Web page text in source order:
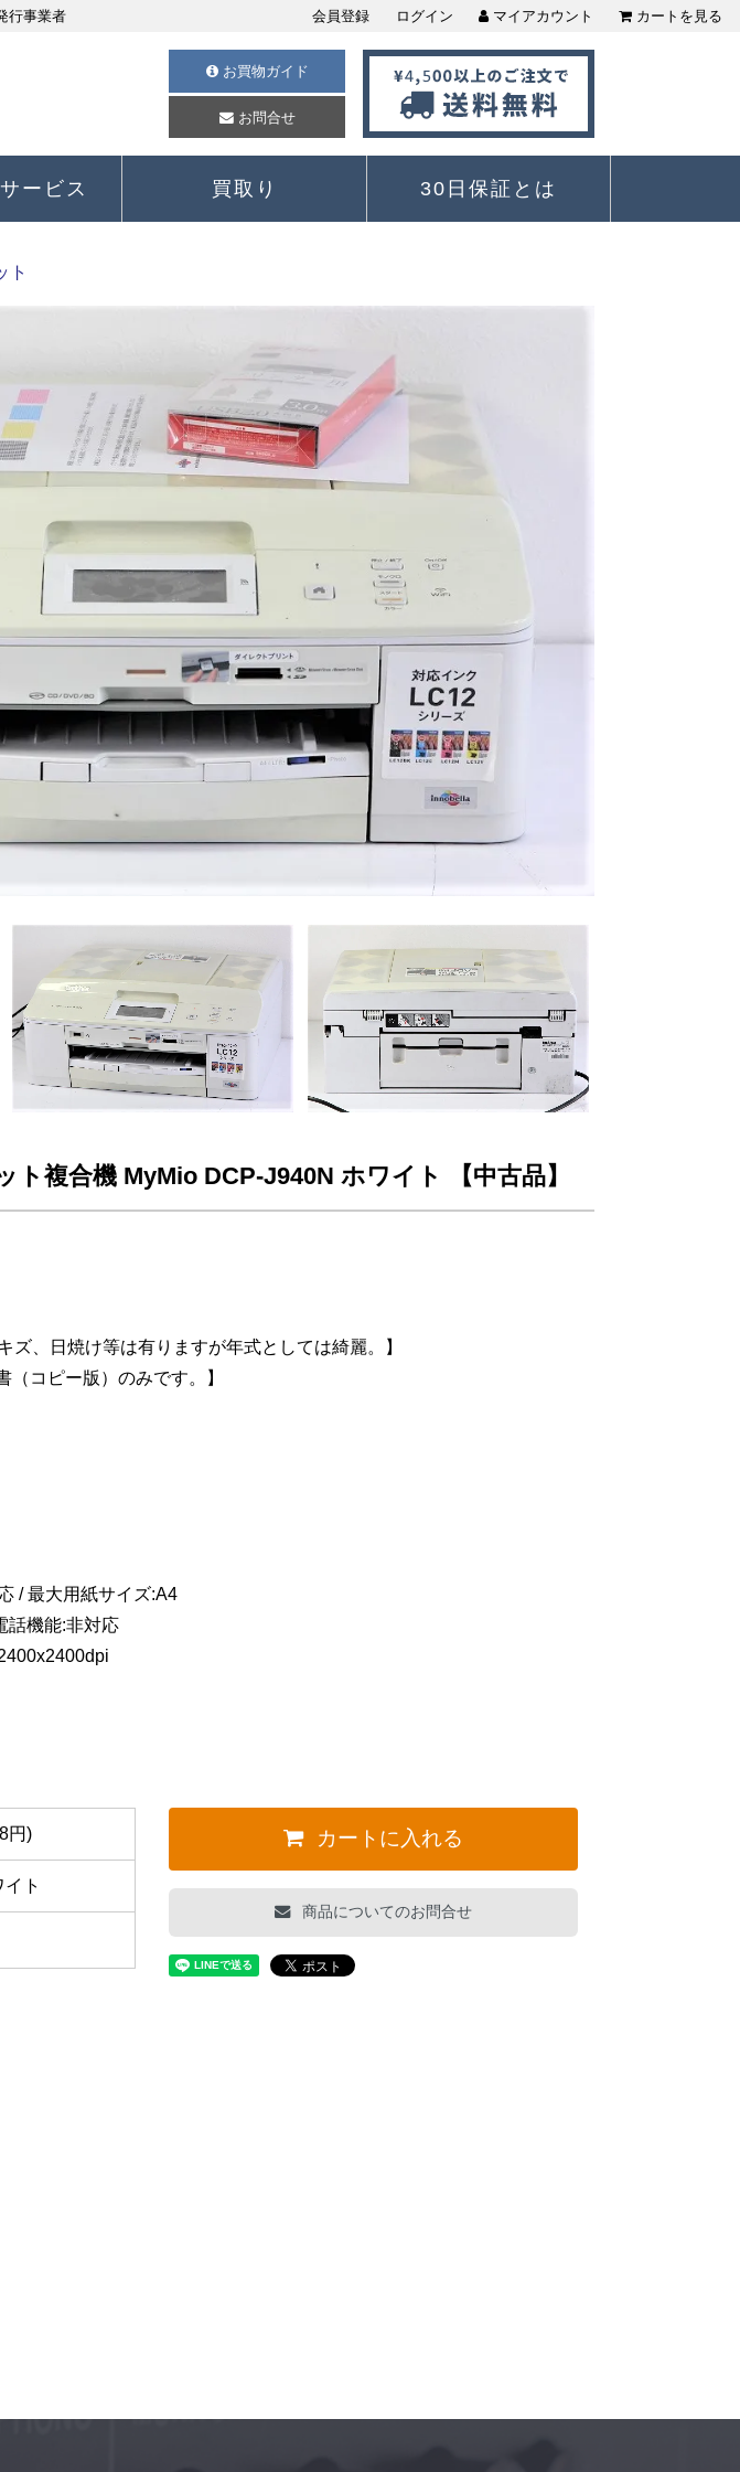
行事業者 会員登録 ログイン マイアカウント カートを見る
お買物ガイド
お問合せ
ービス 買取り 30日保証とは
ト
ト複合機 MyMio DCP-J940N ホワイト 【中古品】
、日焼け等は有りますが年式としては綺麗。】
（コピー版）のみです。】
/ 最大用紙サイズ:A4
話機能:非対応
円)
ト
カートに入れる
商品についてのお問合せ